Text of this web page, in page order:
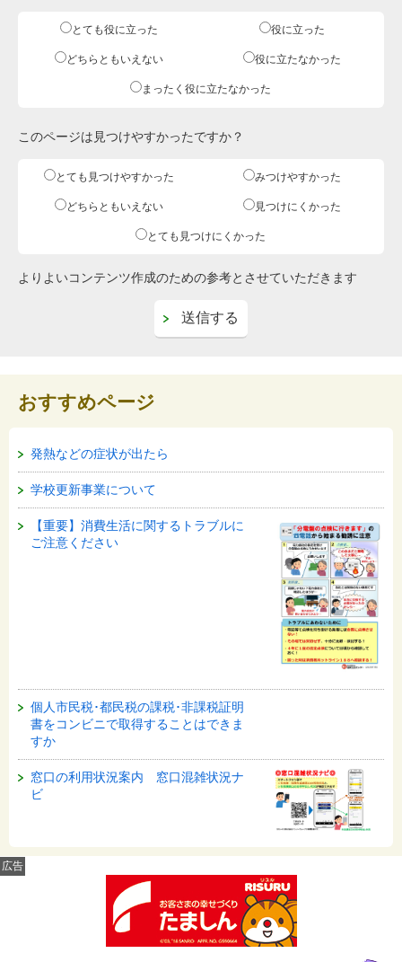
とても役に立った 役に立った
どちらともいえない 役に立たなかった
まったく役に立たなかった
このページは見つけやすかったですか？
とても見つけやすかった みつけやすかった
どちらともいえない 見つけにくかった
とても見つけにくかった
よりよいコンテンツ作成のための参考とさせていただきます
おすすめページ
発熱などの症状が出たら
学校更新事業について
【重要】消費生活に関するトラブルに
ご注意ください
個人市民税･都民税の課税･非課税証明
書をコンビニで取得することはできま
すか
窓口の利用状況案内 窓口混雑状況ナ
ビ
広告